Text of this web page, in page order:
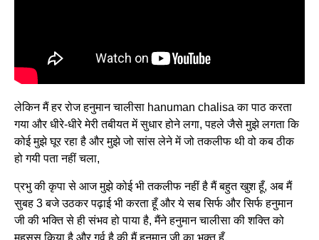
लेकिन मैं हर रोज हनुमान चालीसा hanuman chalisa का पाठ करता
गया और धीरे-धीरे मेरी तबीयत में सुधार होने लगा, पहले जैसे मुझे लगता कि
कोई मुझे घूर रहा है और मुझे जो सांस लेने में जो तकलीफ थी वो कब ठीक
हो गयी पता नहीं चला,
प्रभु की कृपा से आज मुझे कोई भी तकलीफ नहीं है मैं बहुत खुश हूँ, अब मैं
सुबह 3 बजे उठकर पढ़ाई भी करता हूँ और ये सब सिर्फ और सिर्फ हनुमान
जी की भक्ति से ही संभव हो पाया है, मैंने हनुमान चालीसा की शक्ति को
महसूस किया है और गर्व है की मैं हनुमान जी का भक्त हूँ.